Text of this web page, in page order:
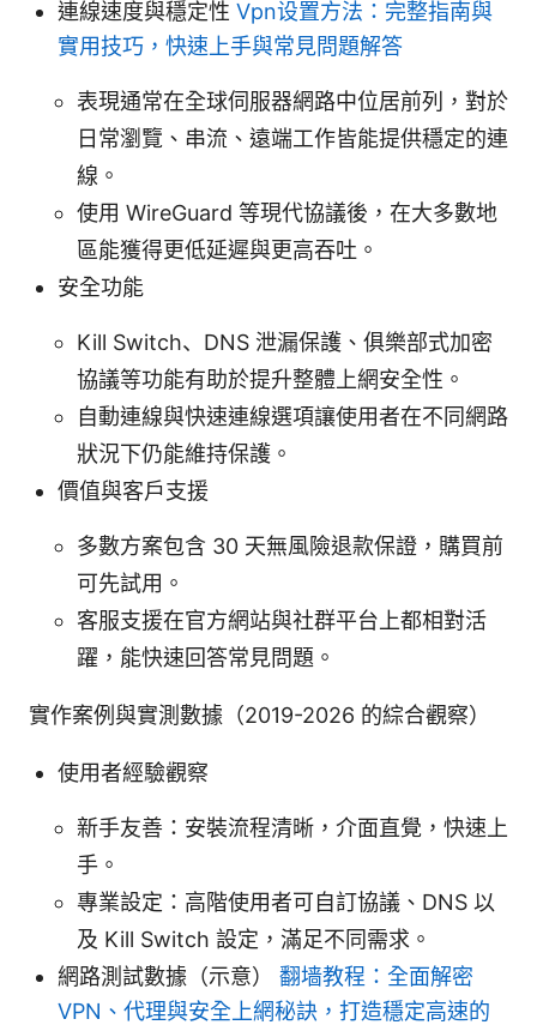
連線速度與穩定性 Vpn设置方法：完整指南與
實用技巧，快速上手與常見問題解答
表現通常在全球伺服器網路中位居前列，對於
日常瀏覽、串流、遠端工作皆能提供穩定的連
線。
使用 WireGuard 等現代協議後，在大多數地
區能獲得更低延遲與更高吞吐。
安全功能
Kill Switch、DNS 泄漏保護、俱樂部式加密
協議等功能有助於提升整體上網安全性。
自動連線與快速連線選項讓使用者在不同網路
狀況下仍能維持保護。
價值與客戶支援
多數方案包含 30 天無風險退款保證，購買前
可先試用。
客服支援在官方網站與社群平台上都相對活
躍，能快速回答常見問題。
實作案例與實測數據（2019-2026 的綜合觀察）
使用者經驗觀察
新手友善：安裝流程清晰，介面直覺，快速上
手。
專業設定：高階使用者可自訂協議、DNS 以
及 Kill Switch 設定，滿足不同需求。
網路測試數據（示意） 翻墙教程：全面解密
VPN、代理與安全上網秘訣，打造穩定高速的